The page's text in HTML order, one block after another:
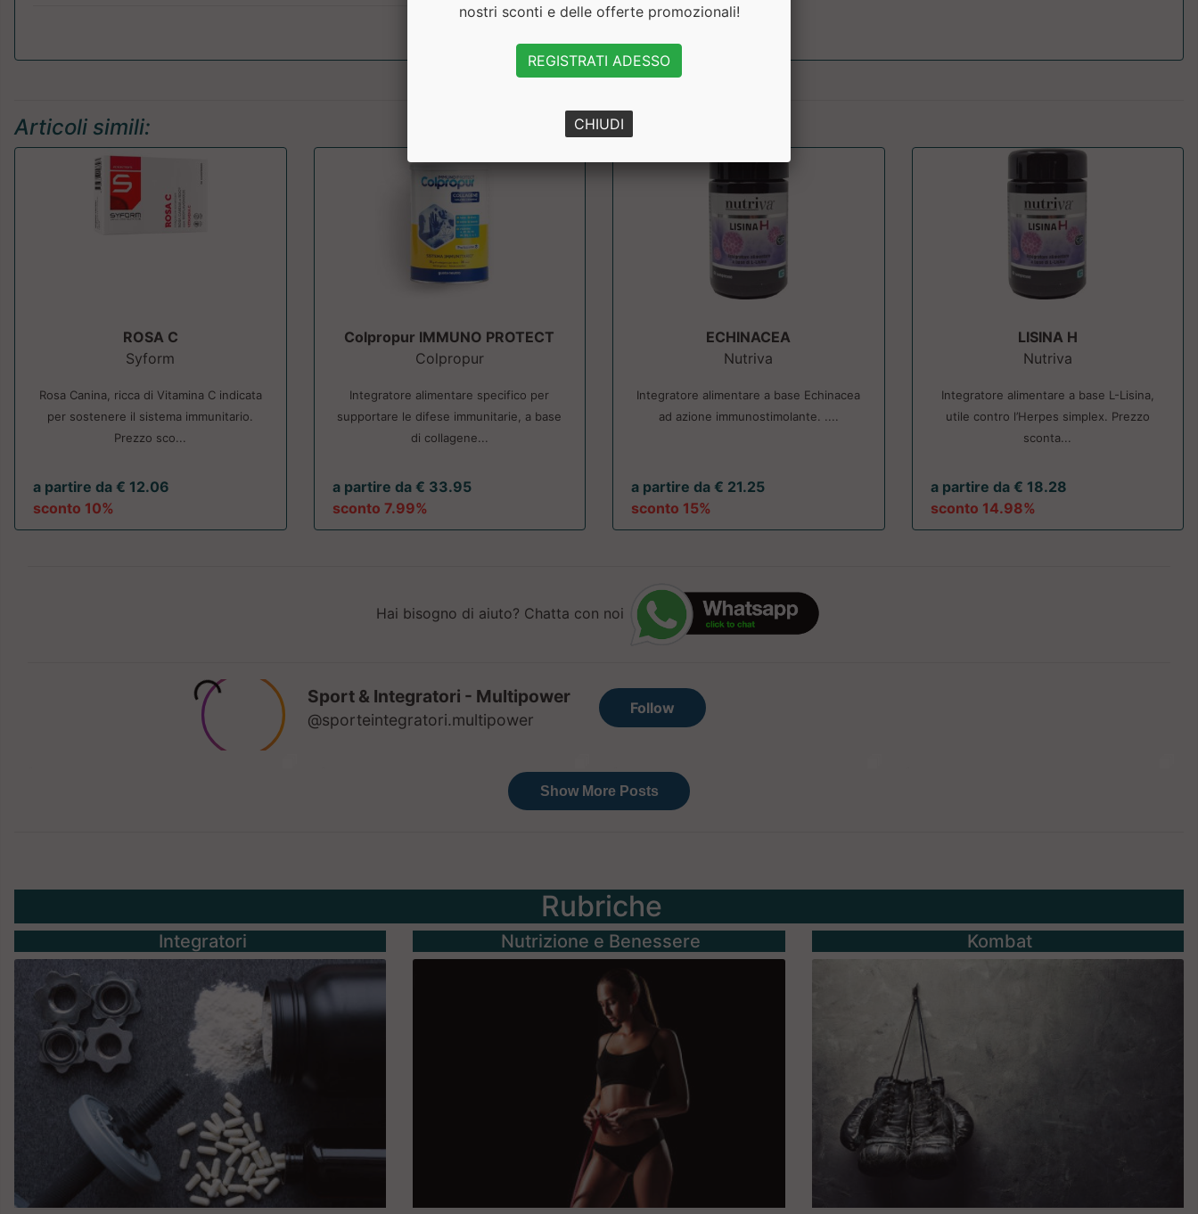
Articoli simili:
ROSA C
Syform
Rosa Canina, ricca di Vitamina C indicata
per sostenere il sistema immunitario.
Prezzo sco...
a partire da € 12.06
sconto 10%
Colpropur IMMUNO PROTECT
Colpropur
Integratore alimentare specifico per
supportare le difese immunitarie, a base
di collagene...
a partire da € 33.95
sconto 7.99%
ECHINACEA
Nutriva
Integratore alimentare a base Echinacea
ad azione immunostimolante. ....
a partire da € 21.25
sconto 15%
LISINA H
Nutriva
Integratore alimentare a base L-Lisina,
utile contro l’Herpes simplex. Prezzo
sconta...
a partire da € 18.28
sconto 14.98%
Hai bisogno di aiuto? Chatta con noi
Rubriche
Integratori Nutrizione e Benessere Kombat
nostri sconti e delle offerte promozionali!
REGISTRATI ADESSO
CHIUDI